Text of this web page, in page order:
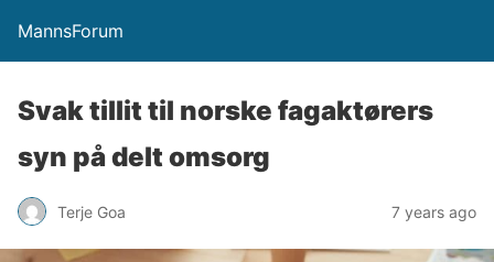
MannsForum
Svak tillit til norske fagaktørers
syn på delt omsorg
Terje Goa 7 years ago